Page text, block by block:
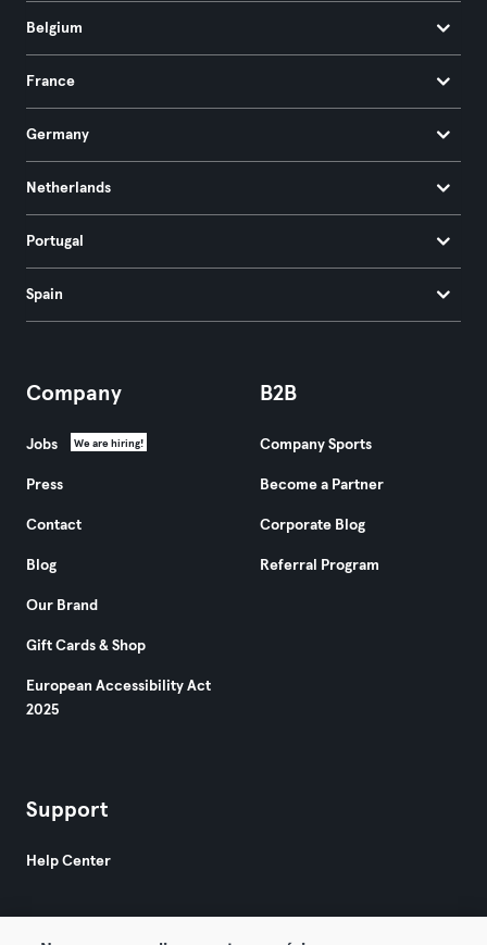
Belgium
France
Germany
Netherlands
Portugal
Spain
Company
Jobs We are hiring!
Press
Contact
Blog
Our Brand
Gift Cards & Shop
European Accessibility Act
2025
B2B
Company Sports
Become a Partner
Corporate Blog
Referral Program
Support
Help Center